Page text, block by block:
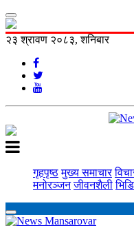
२३ श्रावण २०८३, शनिबार
गृहपृष्ठ मुख्य समाचार
मनोरञ्‍जन जीवनशैली